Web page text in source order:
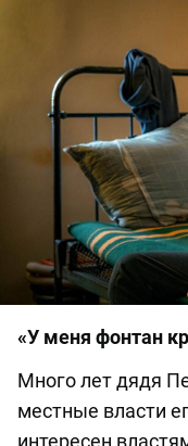
«У меня фонтан
Много лет дядя
местные власти
интересен